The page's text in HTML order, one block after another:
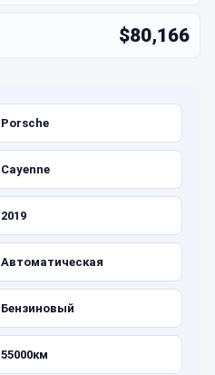
$80,166
Porsche
Cayenne
2019
Автоматическая
Бензиновый
55000км